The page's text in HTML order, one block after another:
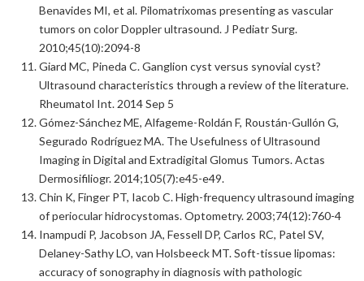
Benavides MI, et al. Pilomatrixomas presenting as vascular
tumors on color Doppler ultrasound. J Pediatr Surg.
2010;45(10):2094-8
Giard MC, Pineda C. Ganglion cyst versus synovial cyst?
Ultrasound characteristics through a review of the literature.
Rheumatol Int. 2014 Sep 5
Gómez-Sánchez ME, Alfageme-Roldán F, Roustán-Gullón G,
Segurado Rodríguez MA. The Usefulness of Ultrasound
Imaging in Digital and Extradigital Glomus Tumors. Actas
Dermosifiliogr. 2014;105(7):e45-e49.
Chin K, Finger PT, Iacob C. High-frequency ultrasound imaging
of periocular hidrocystomas. Optometry. 2003;74(12):760-4
Inampudi P, Jacobson JA, Fessell DP, Carlos RC, Patel SV,
Delaney-Sathy LO, van Holsbeeck MT. Soft-tissue lipomas:
accuracy of sonography in diagnosis with pathologic